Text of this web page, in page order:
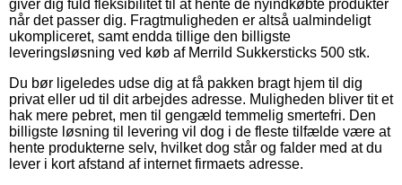
giver dig fuld fleksibilitet til at hente de nyindkøbte produkter
når det passer dig. Fragtmuligheden er altså ualmindeligt
ukompliceret, samt endda tillige den billigste
leveringsløsning ved køb af Merrild Sukkersticks 500 stk.
Du bør ligeledes udse dig at få pakken bragt hjem til dig
privat eller ud til dit arbejdes adresse. Muligheden bliver tit et
hak mere pebret, men til gengæld temmelig smertefri. Den
billigste løsning til levering vil dog i de fleste tilfælde være at
hente produkterne selv, hvilket dog står og falder med at du
lever i kort afstand af internet firmaets adresse.